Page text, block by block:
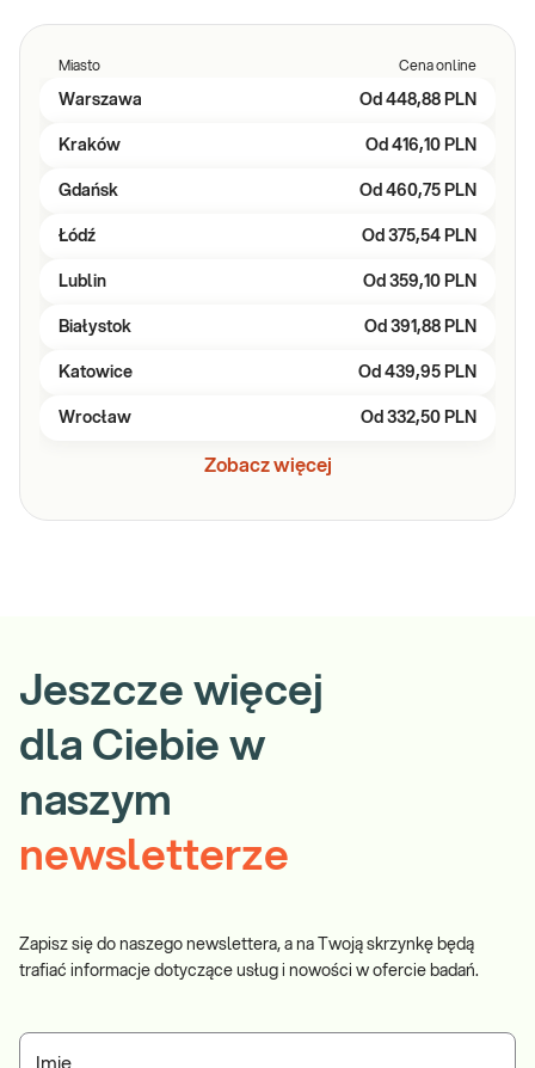
Miasto Cena online
Warszawa Od 448,88 PLN
Kraków Od 416,10 PLN
Gdańsk Od 460,75 PLN
Łódź Od 375,54 PLN
Lublin Od 359,10 PLN
Białystok Od 391,88 PLN
Katowice Od 439,95 PLN
Wrocław Od 332,50 PLN
Zobacz więcej
Jeszcze więcej
dla Ciebie w
naszym
newsletterze
Zapisz się do naszego newslettera, a na Twoją skrzynkę będą
trafiać informacje dotyczące usług i nowości w ofercie badań.